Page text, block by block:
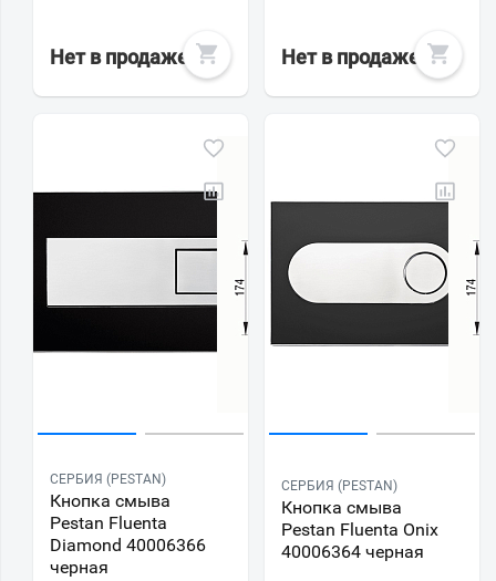
Нет в продаже Нет в продаже
СЕРБИЯ (PESTAN)
Кнопка смыва
Pestan Fluenta
Diamond 40006366
черная
СЕРБИЯ (PESTAN)
Кнопка смыва
Pestan Fluenta Onix
40006364 черная